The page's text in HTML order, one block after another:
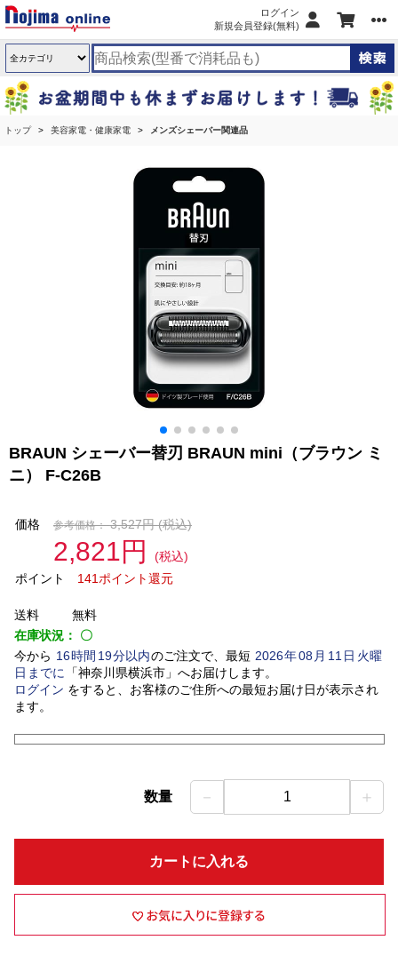
ログイン
新規会員登録(無料)
トップ 美容家電・健康家電 メンズシェーバー関連品
BRAUN シェーバー替刃 BRAUN mini（ブラウン ミ
ニ） F-C26B
価格 参考価格： 3,527円(税込)
2,821円
(税込)
ポイント
141ポイント還元
送料
無料
在庫状況： 〇
今から 16時間 19分以内のご注文で、最短 2026年08 月 11 日火曜
日 までに 「神奈川県横浜市」 へお届けします。
ログイン をすると、お客様のご住所への最短お届け日が表示され
ます。
数量 － 1 ＋
カートに入れる